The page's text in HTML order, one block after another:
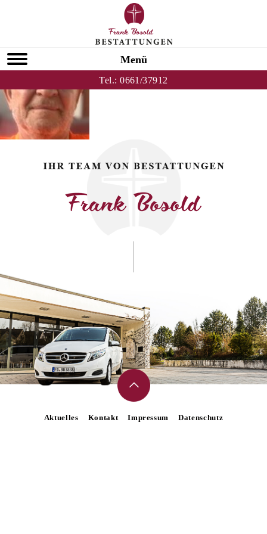
Menü
Tel.:0661/37912
HOMEPAGE
Aktuelles Kontakt Impressum Datenschutz